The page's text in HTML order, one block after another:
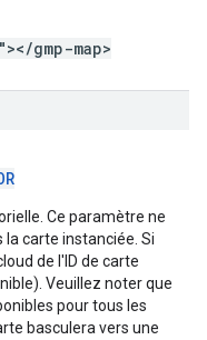
gmp-map>
Ce paramètre ne
carte instanciée. Si
de l'ID de carte
Veuillez noter que
pour tous les
basculera vers une